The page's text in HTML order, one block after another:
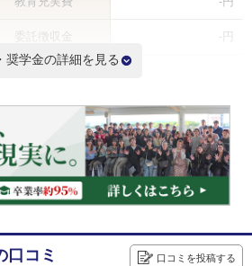
委託徴収金 -円
合計 924,960円
間） ※ 535,800円
額 3,496,800円
いるため3年次以降の学費は記載と異なる場合があります
ンキングを見る
奨学金の詳細を見る
口コミ 口コミを投稿する